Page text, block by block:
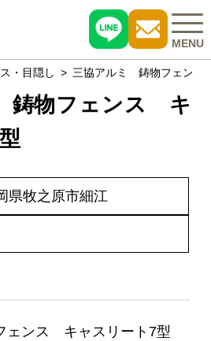
MENU
・目隠し 三協アルミ 鋳物フェンス
鋳物フェンス キ
県牧之原市細江
ェンス キャスリート7型